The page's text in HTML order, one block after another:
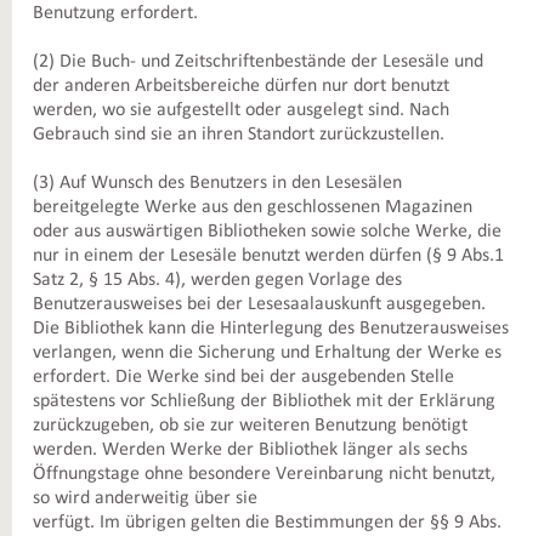
Benutzung erfordert.
(2) Die Buch- und Zeitschriftenbestände der Lesesäle und
der anderen Arbeitsbereiche dürfen nur dort benutzt
werden, wo sie aufgestellt oder ausgelegt sind. Nach
Gebrauch sind sie an ihren Standort zurückzustellen.
(3) Auf Wunsch des Benutzers in den Lesesälen
bereitgelegte Werke aus den geschlossenen Magazinen
oder aus auswärtigen Bibliotheken sowie solche Werke, die
nur in einem der Lesesäle benutzt werden dürfen (§ 9 Abs.1
Satz 2, § 15 Abs. 4), werden gegen Vorlage des
Benutzerausweises bei der Lesesaalauskunft ausgegeben.
Die Bibliothek kann die Hinterlegung des Benutzerausweises
verlangen, wenn die Sicherung und Erhaltung der Werke es
erfordert. Die Werke sind bei der ausgebenden Stelle
spätestens vor Schließung der Bibliothek mit der Erklärung
zurückzugeben, ob sie zur weiteren Benutzung benötigt
werden. Werden Werke der Bibliothek länger als sechs
Öffnungstage ohne besondere Vereinbarung nicht benutzt,
so wird anderweitig über sie
verfügt. Im übrigen gelten die Bestimmungen der §§ 9 Abs.